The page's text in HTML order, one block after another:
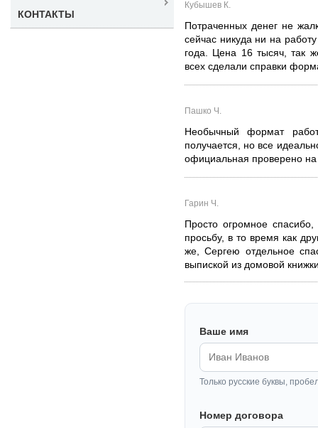
Кубышев К.
Потраченных денег не
сейчас никуда ни на
года. Цена 16 тысяч, так
всех сделали справки
Пашко Ч.
Необычный формат
получается, но все
официальная проверено на
Гарин Ч.
Просто огромное
просьбу, в то время как
же, Сергею отдельное
выпиской из домовой
Ваше имя
Только русские буквы,
Номер договора
КОНТАКТЫ